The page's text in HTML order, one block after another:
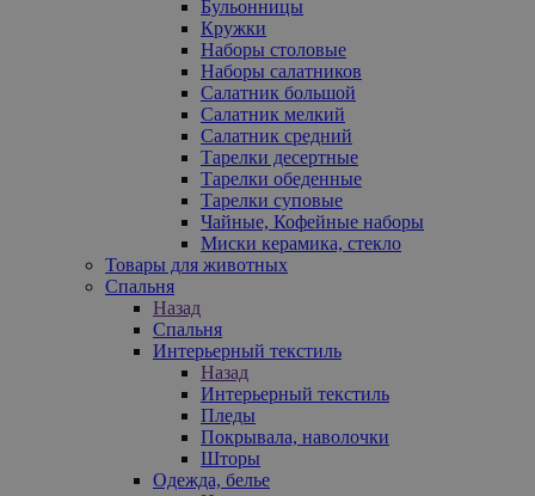
Бульонницы
Кружки
Наборы столовые
Наборы салатников
Салатник большой
Салатник мелкий
Салатник средний
Тарелки десертные
Тарелки обеденные
Тарелки суповые
Чайные, Кофейные наборы
Миски керамика, стекло
Товары для животных
Спальня
Назад
Спальня
Интерьерный текстиль
Назад
Интерьерный текстиль
Пледы
Покрывала, наволочки
Шторы
Одежда, белье